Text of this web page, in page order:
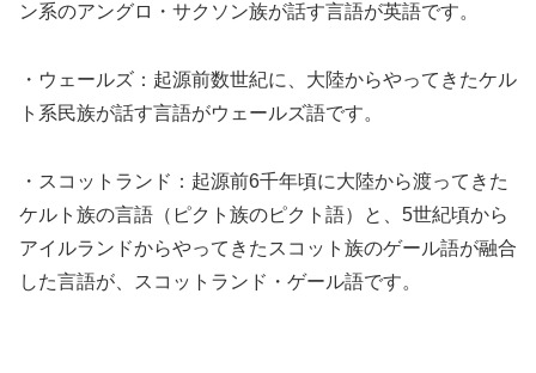
ン系のアングロ・サクソン族が話す言語が英語です。
・ウェールズ：起源前数世紀に、大陸からやってきたケル
ト系民族が話す言語がウェールズ語です。
・スコットランド：起源前6千年頃に大陸から渡ってきた
ケルト族の言語（ピクト族のピクト語）と、5世紀頃から
アイルランドからやってきたスコット族のゲール語が融合
した言語が、スコットランド・ゲール語です。